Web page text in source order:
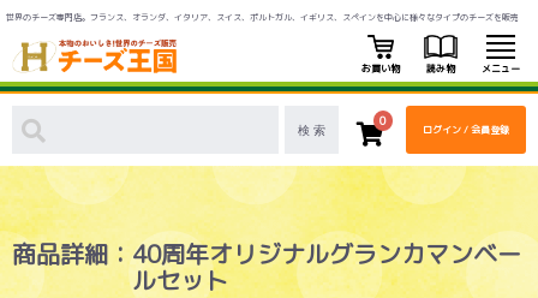
世界のチーズ専門店。フランス、オランダ、イタリア、スイス、ポルトガル、イギリス、スペインを中心に様々なタイプのチーズを販売
お買い物 読み物 メニュー
0
ログイン / 会員登録
商品詳細：40周年オリジナルグランカマンベー
ルセット